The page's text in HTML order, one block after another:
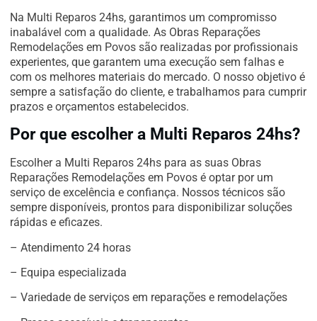
Na Multi Reparos 24hs, garantimos um compromisso
inabalável com a qualidade. As Obras Reparações
Remodelações em Povos são realizadas por profissionais
experientes, que garantem uma execução sem falhas e
com os melhores materiais do mercado. O nosso objetivo é
sempre a satisfação do cliente, e trabalhamos para cumprir
prazos e orçamentos estabelecidos.
Por que escolher a Multi Reparos 24hs?
Escolher a Multi Reparos 24hs para as suas Obras
Reparações Remodelações em Povos é optar por um
serviço de excelência e confiança. Nossos técnicos são
sempre disponíveis, prontos para disponibilizar soluções
rápidas e eficazes.
– Atendimento 24 horas
– Equipa especializada
– Variedade de serviços em reparações e remodelações